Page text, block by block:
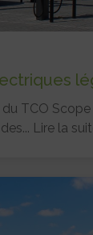
TCO Scope
Lire la